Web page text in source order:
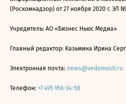
(Роскомнадзор) от 27 ноября 2020 г. ЭЛ
Учредитель: АО «Бизнес Ньюс Медиа»
Главный редактор: Казьмина Ирина
Электронная почта: news@vedomosti.ru
Телефон: +7 495 956-34-58